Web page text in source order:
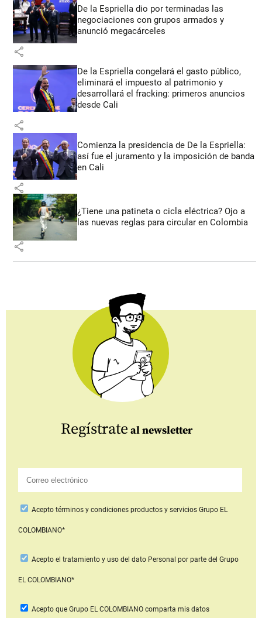
De la Espriella dio por terminadas las
negociaciones con grupos armados y
anunció megacárceles
share
De la Espriella congelará el gasto público,
eliminará el impuesto al patrimonio y
desarrollará el fracking: primeros anuncios
desde Cali
share
Comienza la presidencia de De la Espriella:
así fue el juramento y la imposición de banda
en Cali
share
¿Tiene una patineta o cicla eléctrica? Ojo a
las nuevas reglas para circular en Colombia
share
Regístrate al newsletter
Aceptotérminos y condiciones productos y serviciosGrupo EL
COLOMBIANO*
Acepto el tratamiento y uso del dato Personal por parte del Grupo
EL COLOMBIANO*
Acepto que Grupo EL COLOMBIANOcomparta mis datos